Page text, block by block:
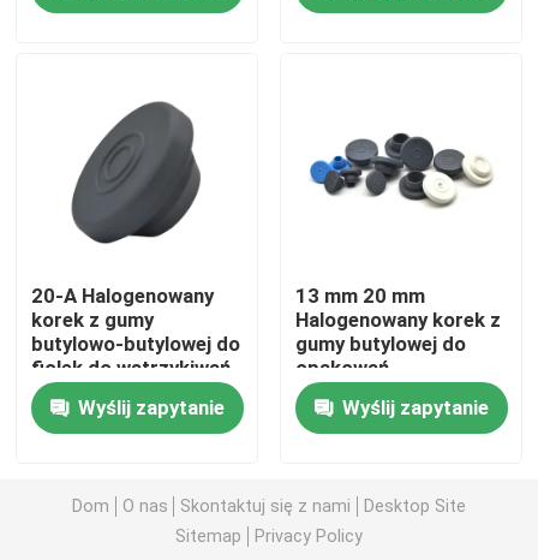
O nas
Kontrola jakości
Skontaktuj się z nami
Poprosić o wycenę
Medyczna guma silikonowa
Gumowy tłok strzykawki
20-A Halogenowany
korek z gumy
butylowo-butylowej do
fiolek do wstrzykiwań
Wyślij zapytanie
13 mm 20 mm
Halogenowany korek z
gumy butylowej do
opakowań
farmaceutycznych
Wyślij zapytanie
Dom O nas Skontaktuj się z nami
Desktop Site
Sitemap
Privacy Policy